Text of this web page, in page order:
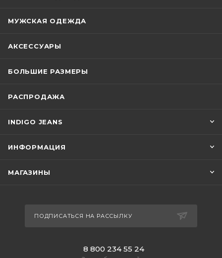
МУЖСКАЯ ОДЕЖДА
АКСЕССУАРЫ
БОЛЬШИЕ РАЗМЕРЫ
РАСПРОДАЖА
INDIGO JEANS
ИНФОРМАЦИЯ
МАГАЗИНЫ
ПОДПИСАТЬСЯ НА РАССЫЛКУ
8 800 234 55 24